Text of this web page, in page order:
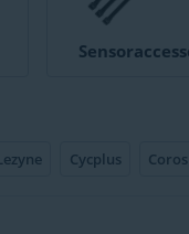
Cycplus Coros